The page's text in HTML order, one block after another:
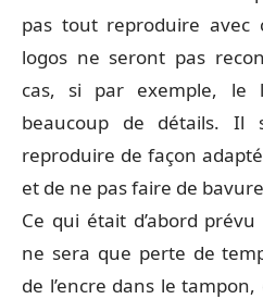
pas tout reproduire avec
logos ne seront pas
cas, si par exemple, le
beaucoup de détails. Il
reproduire de façon
et de ne pas faire de
Ce qui était d’abord
ne sera que perte de
de l’encre dans le